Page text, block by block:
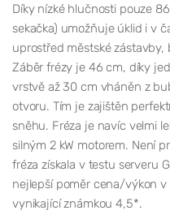
Díky nízké hlučnosti pouze
sekačka) umožňuje úklid i v
uprostřed městské
Záběr frézy je 46 cm, díky
vrstvě až 30 cm vháněn z
otvoru. Tím je zajištěn
sněhu. Fréza je navíc velmi
silným 2 kW motorem. Není
fréza získala v testu serveru
nejlepší poměr cena/výkon
vynikající známkou 4,5*.